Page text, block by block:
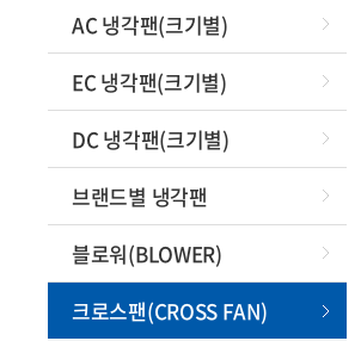
AC 냉각팬(크기별)
EC 냉각팬(크기별)
DC 냉각팬(크기별)
브랜드별 냉각팬
블로워(BLOWER)
크로스팬(CROSS FAN)